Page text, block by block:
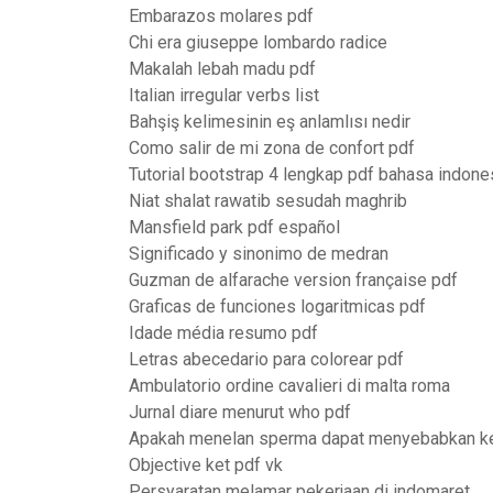
Embarazos molares pdf
Chi era giuseppe lombardo radice
Makalah lebah madu pdf
Italian irregular verbs list
Bahşiş kelimesinin eş anlamlısı nedir
Como salir de mi zona de confort pdf
Tutorial bootstrap 4 lengkap pdf bahasa
Niat shalat rawatib sesudah maghrib
Mansfield park pdf español
Significado y sinonimo de medran
Guzman de alfarache version française pdf
Graficas de funciones logaritmicas pdf
Idade média resumo pdf
Letras abecedario para colorear pdf
Ambulatorio ordine cavalieri di malta roma
Jurnal diare menurut who pdf
Apakah menelan sperma dapat menyebabkan
Objective ket pdf vk